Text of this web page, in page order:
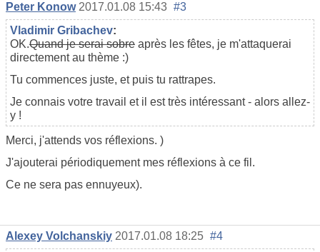
Реter Konow 2017.01.08 15:43 #3
Vladimir Gribachev:
OK.Quand je serai sobre après les fêtes, je m'attaquerai
directement au thème :)
Tu commences juste, et puis tu rattrapes.
Je connais votre travail et il est très intéressant - alors allez-
y !
Merci, j'attends vos réflexions. )
J'ajouterai périodiquement mes réflexions à ce fil.
Ce ne sera pas ennuyeux).
Alexey Volchanskiy 2017.01.08 18:25 #4